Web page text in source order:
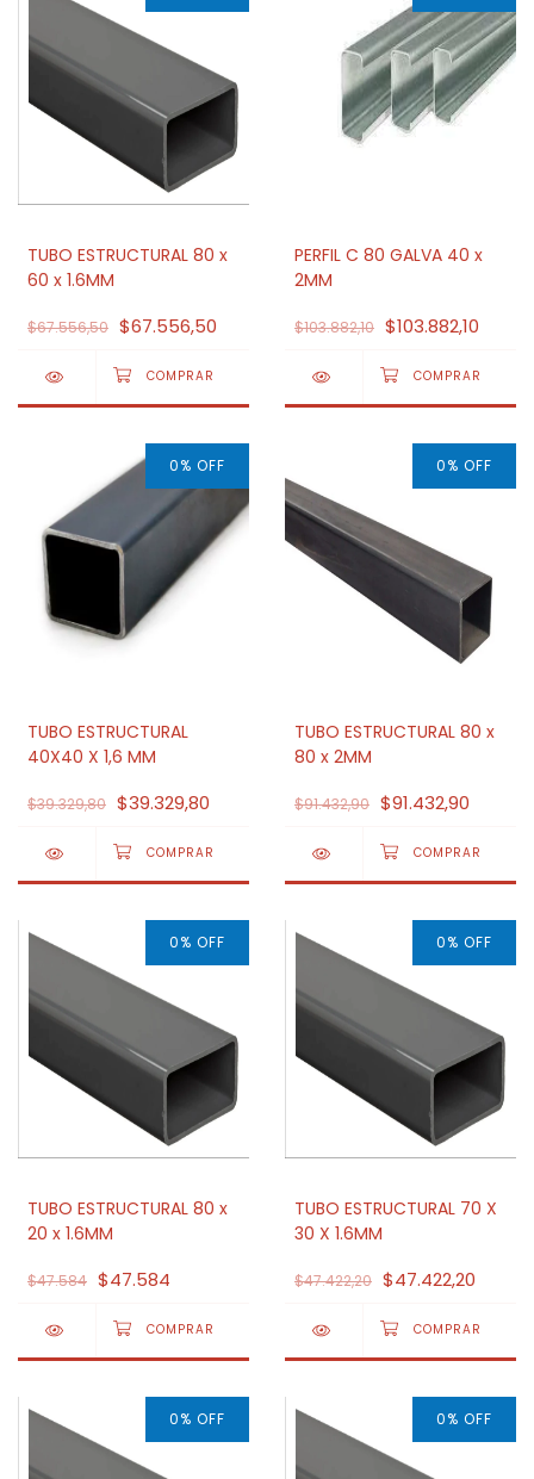
TUBO ESTRUCTURAL 80 x
60 x 1.6MM
$67.556,50 $67.556,50
PERFIL C 80 GALVA 40 x
2MM
$103.882,10 $103.882,10
0% OFF
TUBO ESTRUCTURAL
40X40 X 1,6 MM
$39.329,80 $39.329,80
0% OFF
TUBO ESTRUCTURAL 80 x
80 x 2MM
$91.432,90 $91.432,90
0% OFF
TUBO ESTRUCTURAL 80 x
20 x 1.6MM
$47.584 $47.584
0% OFF
TUBO ESTRUCTURAL 70 X
30 X 1.6MM
$47.422,20 $47.422,20
0% OFF 0% OFF